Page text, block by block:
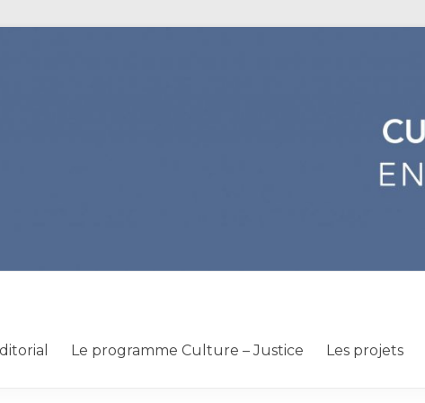
Le programme Culture – Justice Les projets